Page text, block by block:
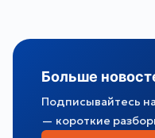
Больше
Подписывайтесь
— короткие